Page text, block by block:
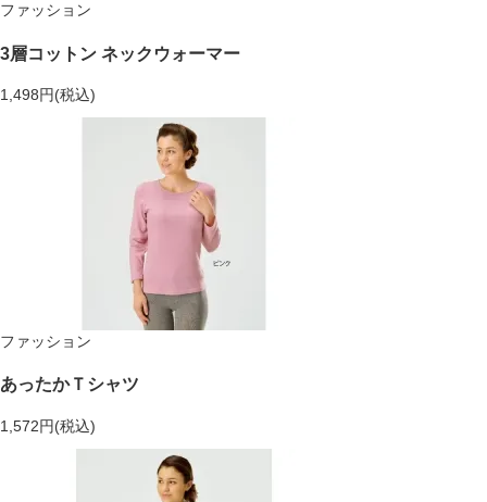
ファッション
3層コットン ネックウォーマー
1,498円(税込)
ファッション
あったかＴシャツ
1,572円(税込)